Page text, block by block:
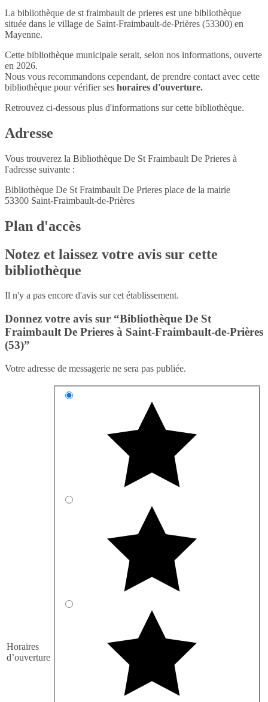
La bibliothèque de st fraimbault de prieres est une bibliothèque
située dans le village de Saint-Fraimbault-de-Prières (53300) en
Mayenne.
Cette bibliothèque municipale serait, selon nos informations, ouverte
en 2026.
Nous vous recommandons cependant, de prendre contact avec cette
bibliothèque pour vérifier ses horaires d'ouverture.
Retrouvez ci-dessous plus d'informations sur cette bibliothèque.
Adresse
Vous trouverez la Bibliothèque De St Fraimbault De Prieres à
l'adresse suivante :
Bibliothèque De St Fraimbault De Prieres place de la mairie
53300 Saint-Fraimbault-de-Prières
Plan d'accès
Notez et laissez votre avis sur cette
bibliothèque
Il n'y a pas encore d'avis sur cet établissement.
Donnez votre avis sur “Bibliothèque De St
Fraimbault De Prieres à Saint-Fraimbault-de-Prières
(53)”
Votre adresse de messagerie ne sera pas publiée.
Horaires
d’ouverture